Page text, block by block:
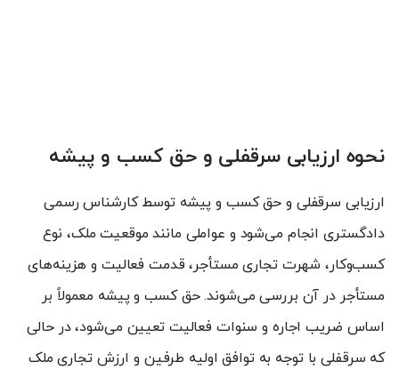
نحوه ارزیابی سرقفلی و حق کسب و پیشه
ارزیابی سرقفلی و حق کسب و پیشه توسط کارشناس رسمی
دادگستری انجام می‌شود و عواملی مانند موقعیت ملک، نوع
کسب‌وکار، شهرت تجاری مستأجر، قدمت فعالیت و هزینه‌های
مستأجر در آن بررسی می‌شوند. حق کسب و پیشه معمولاً بر
اساس ضریب اجاره و سنوات فعالیت تعیین می‌شود، در حالی
که سرقفلی با توجه به توافق اولیه طرفین و ارزش تجاری ملک